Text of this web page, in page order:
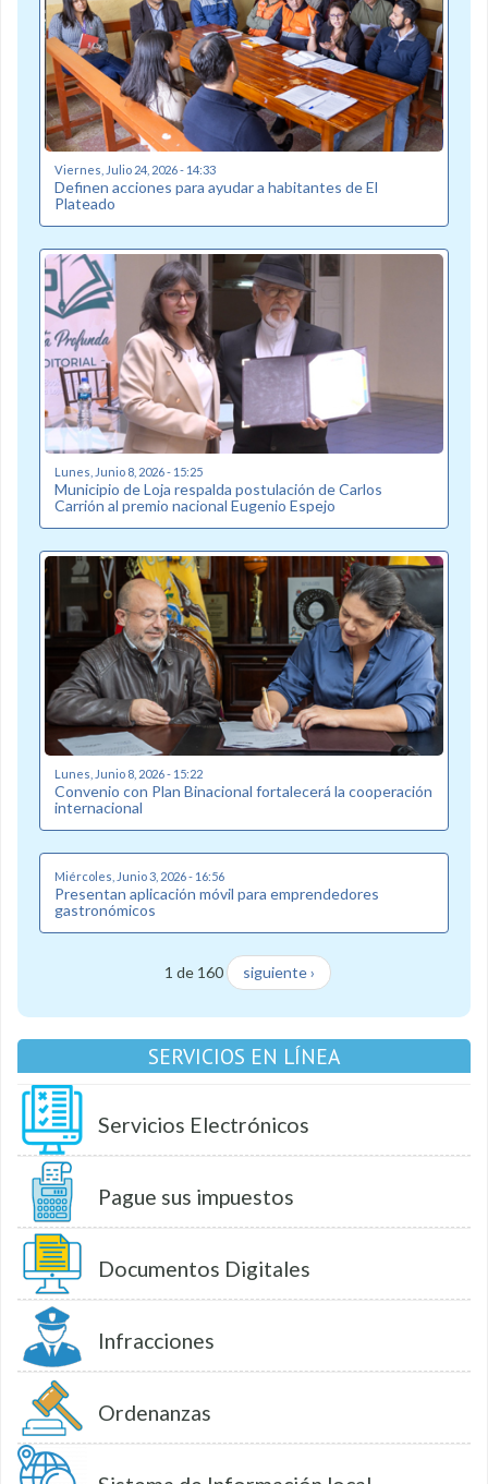
Viernes, Julio 24, 2026 - 14:33
Definen acciones para ayudar a habitantes de El
Plateado
Lunes, Junio 8, 2026 - 15:25
Municipio de Loja respalda postulación de Carlos
Carrión al premio nacional Eugenio Espejo
Lunes, Junio 8, 2026 - 15:22
Convenio con Plan Binacional fortalecerá la cooperación
internacional
Miércoles, Junio 3, 2026 - 16:56
Presentan aplicación móvil para emprendedores
gastronómicos
1 de 160 siguiente ›
SERVICIOS EN LÍNEA
Servicios Electrónicos
Pague sus impuestos
Documentos Digitales
Infracciones
Ordenanzas